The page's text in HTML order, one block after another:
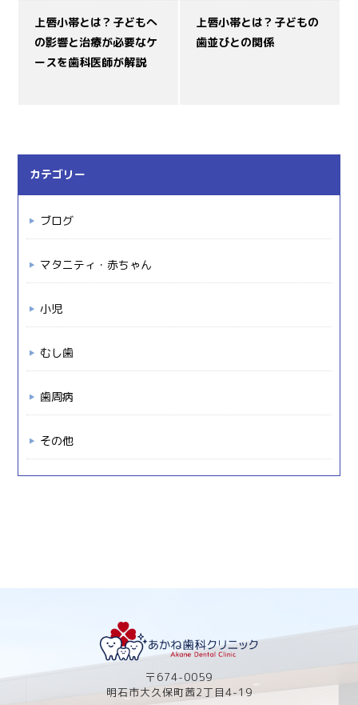
上唇小帯とは？子どもへ
の影響と治療が必要なケ
ースを歯科医師が解説
上唇小帯とは？子どもの
歯並びとの関係
カテゴリー
ブログ
マタニティ・赤ちゃん
小児
むし歯
歯周病
その他
〒674-0059
明石市大久保町茜2丁目4-19